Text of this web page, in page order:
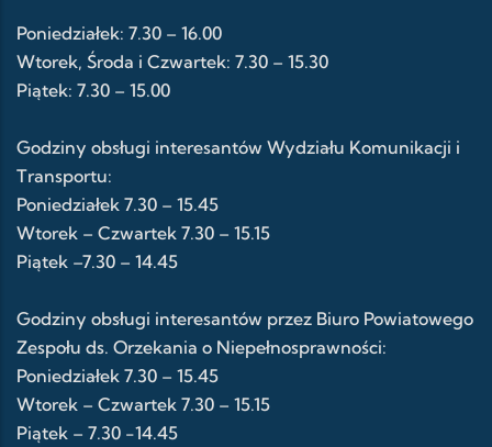
Poniedziałek: 7.30 – 16.00
Wtorek, Środa i Czwartek: 7.30 – 15.30
Piątek: 7.30 – 15.00
Godziny obsługi interesantów Wydziału Komunikacji i
Transportu:
Poniedziałek 7.30 – 15.45
Wtorek – Czwartek 7.30 – 15.15
Piątek –7.30 – 14.45
Godziny obsługi interesantów przez Biuro Powiatowego
Zespołu ds. Orzekania o Niepełnosprawności:
Poniedziałek 7.30 – 15.45
Wtorek – Czwartek 7.30 – 15.15
Piątek – 7.30 -14.45